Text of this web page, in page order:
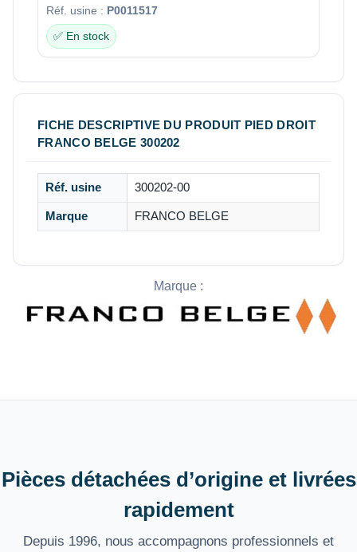
Réf. usine : P0011517
✅ En stock
FICHE DESCRIPTIVE DU PRODUIT PIED DROIT
FRANCO BELGE 300202
Réf. usine 300202-00
Marque FRANCO BELGE
Marque :
Pièces détachées d’origine et livrées
rapidement
Depuis 1996, nous accompagnons professionnels et